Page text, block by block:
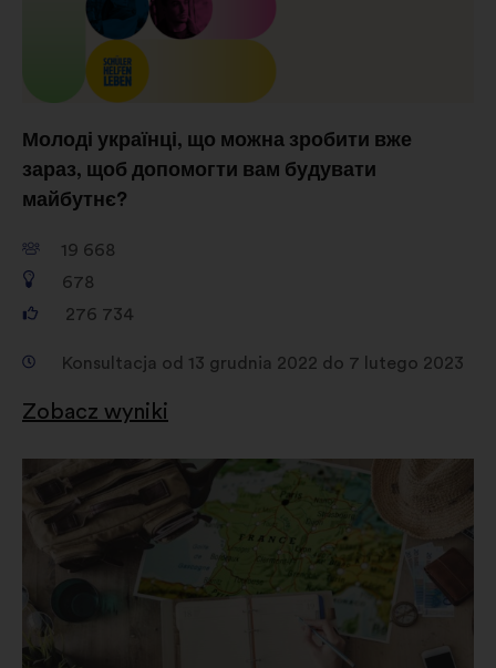
Молоді українці, що можна зробити вже
зараз, щоб допомогти вам будувати
майбутнє?
19 668
678
276 734
Konsultacja od 13 grudnia 2022 do 7 lutego 2023
Zobacz wyniki
nowej